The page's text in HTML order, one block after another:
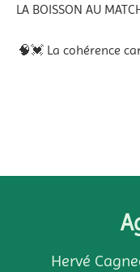
LA BOISSON AU
🧠💓 La cohérence
Hervé